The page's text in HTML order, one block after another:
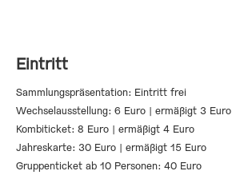
Eintritt
Sammlungspräsentation: Eintritt frei
Wechselausstellung: 6 Euro | ermäßigt 3 Euro
Kombiticket: 8 Euro | ermäßigt 4 Euro
Jahreskarte: 30 Euro | ermäßigt 15 Euro
Gruppenticket ab 10 Personen: 40 Euro